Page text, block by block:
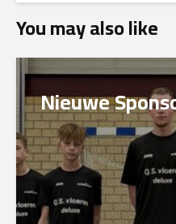
You may also like
Nieuwe